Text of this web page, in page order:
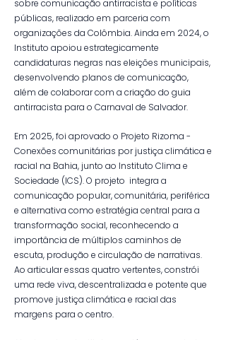
sobre comunicação antirracista e políticas
públicas, realizado em parceria com
organizações da Colômbia. Ainda em 2024, o
Instituto apoiou estrategicamente
candidaturas negras nas eleições municipais,
desenvolvendo planos de comunicação,
além de colaborar com a criação do guia
antirracista para o Carnaval de Salvador.
Em 2025, foi aprovado o Projeto Rizoma -
Conexões comunitárias por justiça climática e
racial na Bahia, junto ao Instituto Clima e
Sociedade (ICS). O projeto integra a
comunicação popular, comunitária, periférica
e alternativa como estratégia central para a
transformação social, reconhecendo a
importância de múltiplos caminhos de
escuta, produção e circulação de narrativas.
Ao articular essas quatro vertentes, constrói
uma rede viva, descentralizada e potente que
promove justiça climática e racial das
margens para o centro.